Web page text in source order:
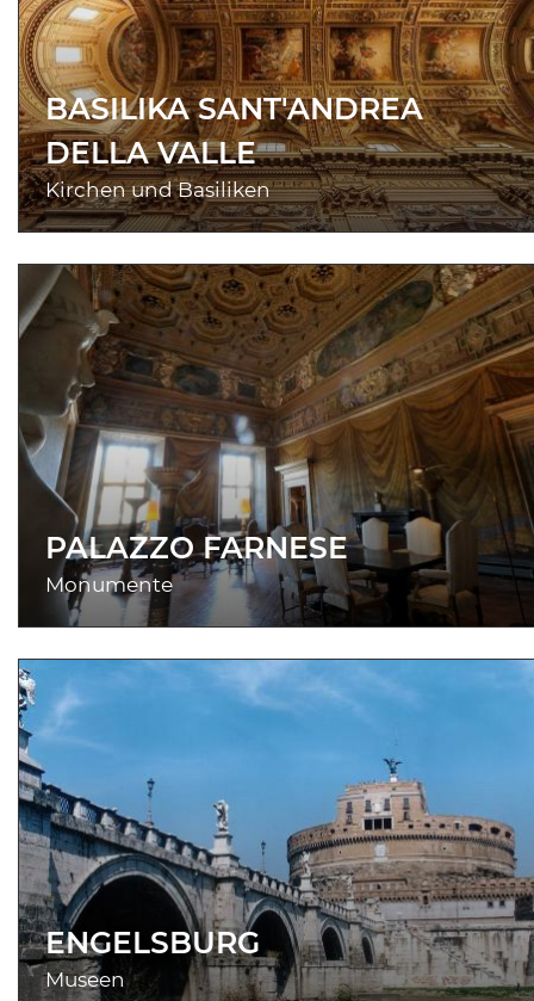
BASILIKA SANT'ANDREA
DELLA VALLE
Kirchen und Basiliken
PALAZZO FARNESE
Monumente
ENGELSBURG
Museen